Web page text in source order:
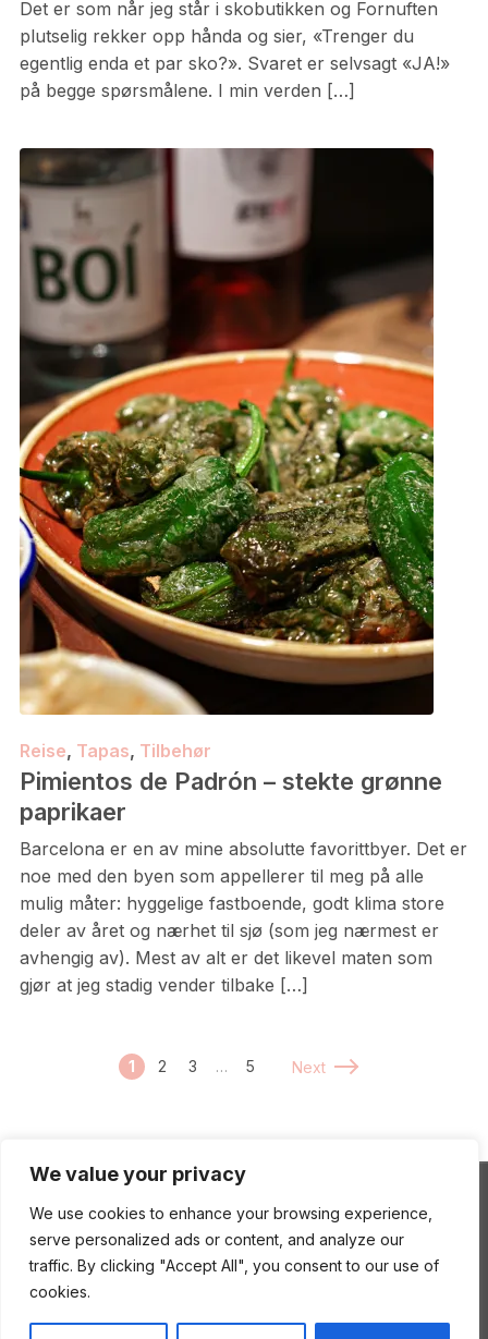
We value your privacy
We use cookies to enhance your browsing experience,
serve personalized ads or content, and analyze our
traffic. By clicking "Accept All", you consent to our use of
cookies.
Det er som når jeg står i skobutikken og Fornuften
plutselig rekker opp hånda og sier, «Trenger du
egentlig enda et par sko?». Svaret er selvsagt «JA!»
på begge spørsmålene. I min verden […]
Reise, Tapas, Tilbehør
Pimientos de Padrón – stekte grønne
paprikaer
Barcelona er en av mine absolutte favorittbyer. Det er
noe med den byen som appellerer til meg på alle
mulig måter: hyggelige fastboende, godt klima store
deler av året og nærhet til sjø (som jeg nærmest er
avhengig av). Mest av alt er det likevel maten som
gjør at jeg stadig vender tilbake […]
1 2 3 … 5 Next
ENEstående Mat
Copyright © 2026 ENEstående Mat —Gourmand